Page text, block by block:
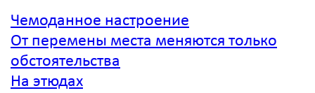
Чемоданное настроение
От перемены места меняются только
обстоятельства
На этюдах